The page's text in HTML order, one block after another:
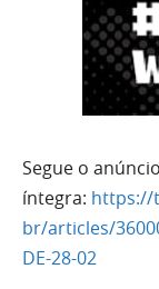
Segue o
íntegra: https://
br/articles/
DE-28-02